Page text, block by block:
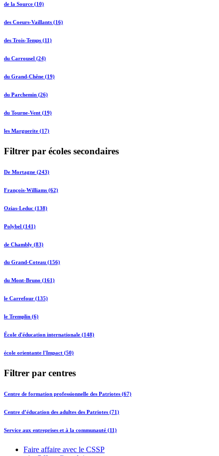
de la Source (10)
des Coeurs-Vaillants (16)
des Trois-Temps (11)
du Carrousel (24)
du Grand-Chêne (19)
du Parchemin (26)
du Tourne-Vent (19)
les Marguerite (17)
Filtrer par écoles secondaires
De Mortagne (243)
François-Williams (62)
Ozias-Leduc (138)
Polybel (141)
de Chambly (83)
du Grand-Coteau (156)
du Mont-Bruno (161)
le Carrefour (135)
le Tremplin (6)
École d'éducation internationale (148)
école orientante l'Impact (50)
Filtrer par centres
Centre de formation professionnelle des Patriotes (67)
Centre d’éducation des adultes des Patriotes (71)
Service aux entreprises et à la communauté (11)
Faire affaire avec le CSSP